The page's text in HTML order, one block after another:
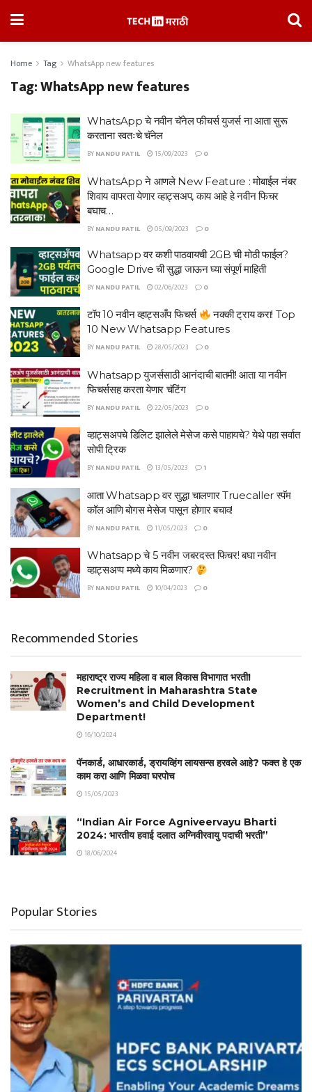
Home Tag WhatsApp new features
Tag:WhatsApp new features
WhatsApp चे नवीन चॅनेल फीचर्स युजर्स ना आता सुरू
करताना स्वतःचे चॅनेल
BYNANDU PATIL 15/09/2023 0
WhatsApp ने आणले New Feature : मोबाईल नंबर
शिवाय वापरता येणार व्हाट्सअप, काय आहे हे नवीन फिचर
बघाच…
BYNANDU PATIL 05/09/2023 0
Whatsapp वर कशी पाठवायची 2GB ची मोठी फाईल?
Google Drive ची सुद्धा जाऊन घ्या संपूर्ण माहिती
BYNANDU PATIL 02/06/2023 0
टॉप 10 नवीन व्हाट्सअँप फिचर्स
नक्की ट्राय करा! Top
10 New Whatsapp Features
BYNANDU PATIL 28/05/2023 0
Whatsapp युजर्ससाठी आनंदाची बातमी! आता या नवीन
फिचर्ससह करता येणार चॅटिंग
BYNANDU PATIL 22/05/2023 0
व्हाट्सअपचे डिलिट झालेले मेसेज कसे पाहायचे? येथे पहा सर्वात
सोपी ट्रिक
BYNANDU PATIL 13/05/2023 1
आता Whatsapp वर सुद्धा चालणार Truecaller स्पॅम
कॉल आणि बोगस मेसेज पासून होणार बचाव!
BYNANDU PATIL 11/05/2023 0
Whatsapp चे 5 नवीन जबरदस्त फिचर! बघा नवीन
व्हाट्सअप्प मध्ये काय मिळणार?
BYNANDU PATIL 10/04/2023 0
Recommended Stories
महाराष्ट्र राज्य महिला व बाल विकास विभागात भरती!
Recruitment in Maharashtra State
Women’s and Child Development
Department!
16/10/2024
पॅनकार्ड, आधारकार्ड, ड्रायव्हिंग लायसन्स हरवले आहे? फक्त हे एक
काम करा आणि मिळवा घरपोच
15/05/2023
“Indian Air Force Agniveervayu Bharti
2024: भारतीय हवाई दलात अग्निवीरवायु पदाची भरती”
18/06/2024
Popular Stories